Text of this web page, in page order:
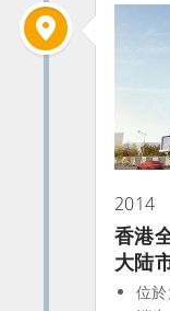
2014
香港
大陆
位